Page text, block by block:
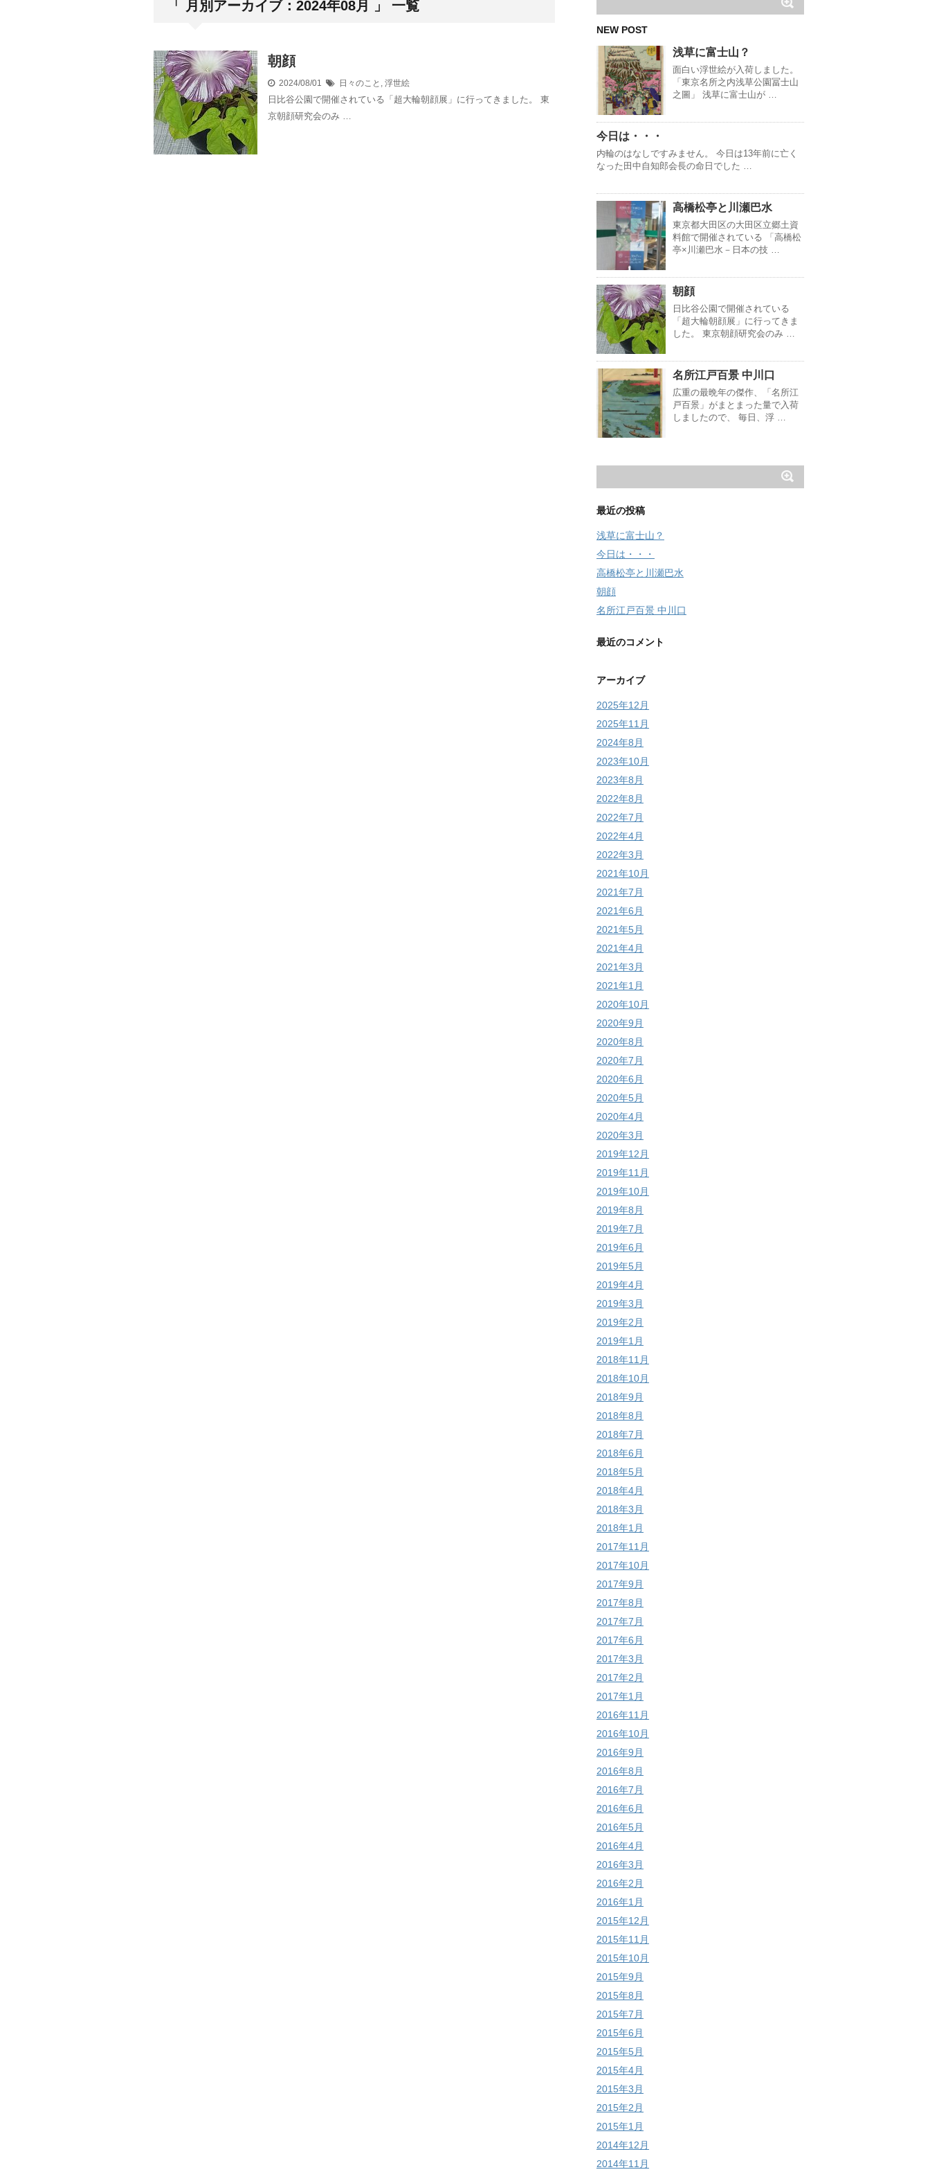
「 月別アーカイブ：2024年08月 」 一覧
朝顔
2024/08/01 日々のこと , 浮世絵
日比谷公園で開催されている「超大輪朝顔展」に行ってきました。 東
京朝顔研究会のみ …
NEW POST
浅草に富士山？
面白い浮世絵が入荷しました。
「東京名所之内浅草公園冨士山
之圖」 浅草に富士山が …
今日は・・・
内輪のはなしですみません。 今日は13年前に亡く
なった田中自知郎会長の命日でした …
高橋松亭と川瀬巴水
東京都大田区の大田区立郷土資
料館で開催されている 「高橋松
亭×川瀬巴水－日本の技 …
朝顔
日比谷公園で開催されている
「超大輪朝顔展」に行ってきま
した。 東京朝顔研究会のみ …
名所江戸百景 中川口
広重の最晩年の傑作、「名所江
戸百景」がまとまった量で入荷
しましたので、 毎日、浮 …
最近の投稿
浅草に富士山？
今日は・・・
高橋松亭と川瀬巴水
朝顔
名所江戸百景 中川口
最近のコメント
アーカイブ
2025年12月
2025年11月
2024年8月
2023年10月
2023年8月
2022年8月
2022年7月
2022年4月
2022年3月
2021年10月
2021年7月
2021年6月
2021年5月
2021年4月
2021年3月
2021年1月
2020年10月
2020年9月
2020年8月
2020年7月
2020年6月
2020年5月
2020年4月
2020年3月
2019年12月
2019年11月
2019年10月
2019年8月
2019年7月
2019年6月
2019年5月
2019年4月
2019年3月
2019年2月
2019年1月
2018年11月
2018年10月
2018年9月
2018年8月
2018年7月
2018年6月
2018年5月
2018年4月
2018年3月
2018年1月
2017年11月
2017年10月
2017年9月
2017年8月
2017年7月
2017年6月
2017年3月
2017年2月
2017年1月
2016年11月
2016年10月
2016年9月
2016年8月
2016年7月
2016年6月
2016年5月
2016年4月
2016年3月
2016年2月
2016年1月
2015年12月
2015年11月
2015年10月
2015年9月
2015年8月
2015年7月
2015年6月
2015年5月
2015年4月
2015年3月
2015年2月
2015年1月
2014年12月
2014年11月